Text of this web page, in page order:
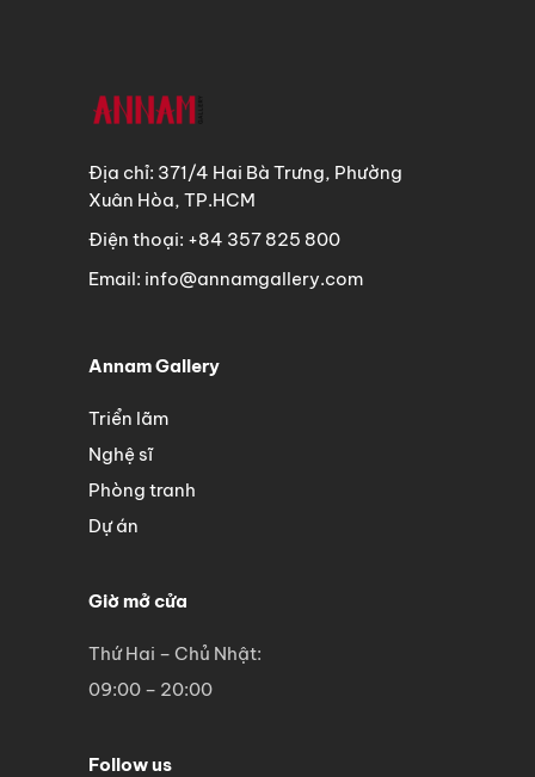
Địa chỉ: 371/4 Hai Bà Trưng, Phường
Xuân Hòa, TP.HCM
Điện thoại: +84 357 825 800
Email: info@annamgallery.com
Annam Gallery
Triển lãm
Nghệ sĩ
Phòng tranh
Dự án
Giờ mở cửa
Thứ Hai – Chủ Nhật:
09:00 – 20:00
Follow us